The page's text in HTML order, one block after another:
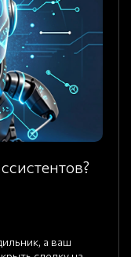
а ваш